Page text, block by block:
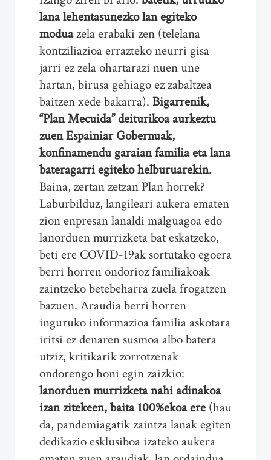
lana lehentasunezko lan egiteko
moduazela erabaki zen (telelana
kontziliazioa errazteko neurri gisa
jarri ez zela ohartarazi nuen une
hartan, birusa gehiago ez zabaltzea
baitzen xede bakarra). Bigarrenik,
“Plan Mecuida” deiturikoa aurkeztu
zuen Espainiar Gobernuak,
konfinamendu garaian familia eta lana
bateragarri egiteko helburuarekin.
Baina, zertan zetzan Plan horrek?
Laburbilduz, langileari aukera ematen
zion enpresan lanaldi malguagoa edo
lanorduen murrizketa bat eskatzeko,
beti ere COVID-19ak sortutako egoera
berri horren ondorioz familiakoak
zaintzeko betebeharra zuela frogatzen
bazuen. Araudia berri horren
inguruko informazioa familia askotara
iritsi ez denaren susmoa albo batera
utziz, kritikarik zorrotzenak
ondorengo honi egin zaizkio:
lanorduen murrizketa nahi adinakoa
izan zitekeen, baita 100%ekoa ere (hau
da, pandemiagatik zaintza lanak egiten
dedikazio esklusiboa izateko aukera